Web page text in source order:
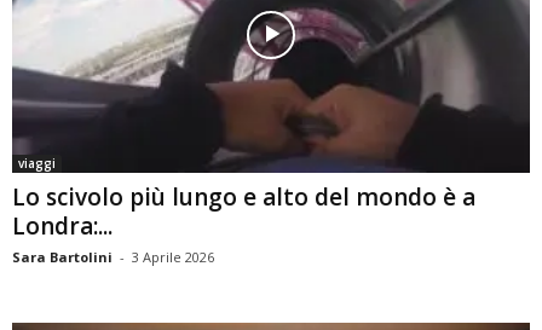
viaggi
Lo scivolo più lungo e alto del mondo è a
Londra:...
Sara Bartolini - 3 Aprile 2026